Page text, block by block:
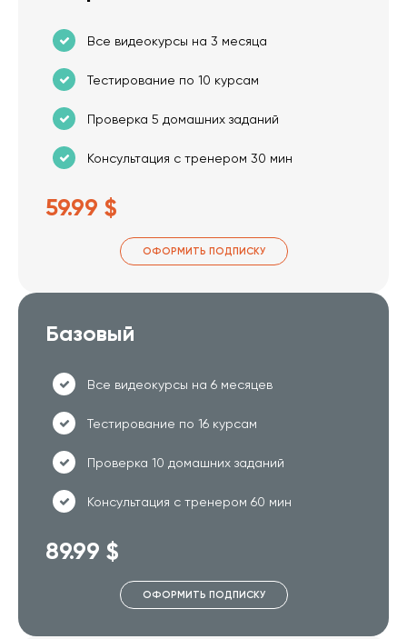
Все видеокурсы на 3 месяца
Тестирование по 10 курсам
Проверка 5 домашних заданий
Консультация с тренером 30 мин
59.99 $
ОФОРМИТЬ ПОДПИСКУ
Базовый
Все видеокурсы на 6 месяцев
Тестирование по 16 курсам
Проверка 10 домашних заданий
Консультация с тренером 60 мин
89.99 $
ОФОРМИТЬ ПОДПИСКУ